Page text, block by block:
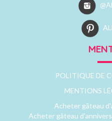
POLITIQUE DE
MENTIONS
Acheter gâteau
Acheter gâteau